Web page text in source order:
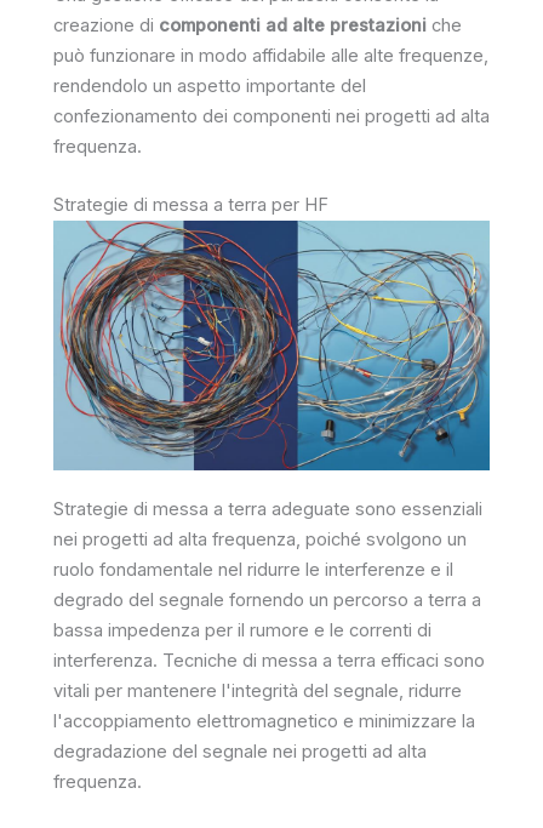
creazione di componenti ad alte prestazioni che
può funzionare in modo affidabile alle alte frequenze,
rendendolo un aspetto importante del
confezionamento dei componenti nei progetti ad alta
frequenza.
Strategie di messa a terra per HF
Strategie di messa a terra adeguate sono essenziali
nei progetti ad alta frequenza, poiché svolgono un
ruolo fondamentale nel ridurre le interferenze e il
degrado del segnale fornendo un percorso a terra a
bassa impedenza per il rumore e le correnti di
interferenza. Tecniche di messa a terra efficaci sono
vitali per mantenere l'integrità del segnale, ridurre
l'accoppiamento elettromagnetico e minimizzare la
degradazione del segnale nei progetti ad alta
frequenza.